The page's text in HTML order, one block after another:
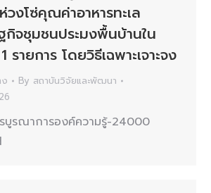
วงโซ่คุณค่าอาหารทะเล
กิจชุมชนประมงพื้นบ้านใน
รายการ โดยวิธีเฉพาะเจาะจง
By สถาบันวิจัยและพัฒนา
บูรณาการองค์ความรู้-24000